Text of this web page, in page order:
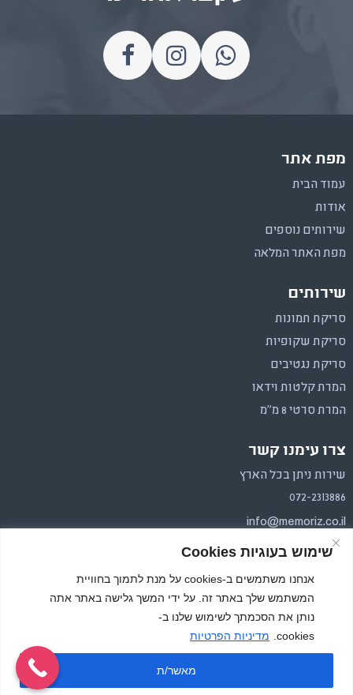
שימוש בעוגיות Cookies
אנחנו משתמשים ב-cookies על מנת לתמוך בחוויית
המשתמש שלך באתר זה. על ידי המשך גלישה באתר אתה
נותן את הסכמתך לשימוש שלנו ב-
cookies.
מדיניות הפרטיות
מאשר/ת
מפת אתר
עמוד הבית
אודות
שירותים נוספים
מפת האתר המלאה
שירותים
סריקת תמונות
סריקת שקופיות
סריקת נגטיבים
המרת קלטות וידאו
המרת סרטי 8 מ"מ
צרו עימנו קשר
שירות ניתן בכל הארץ
072-2313886
info@memoriz.co.il
איסוף והחזרה בכל הארץ.
משלוחים בפריסה ארצית
Website by RadiclFox